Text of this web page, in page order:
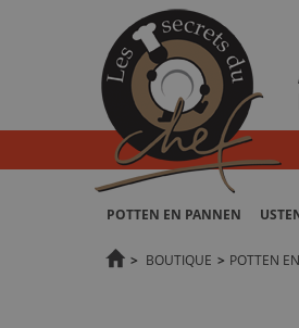
POTTEN EN PANNEN
> BOUTIQUE > POTTEN